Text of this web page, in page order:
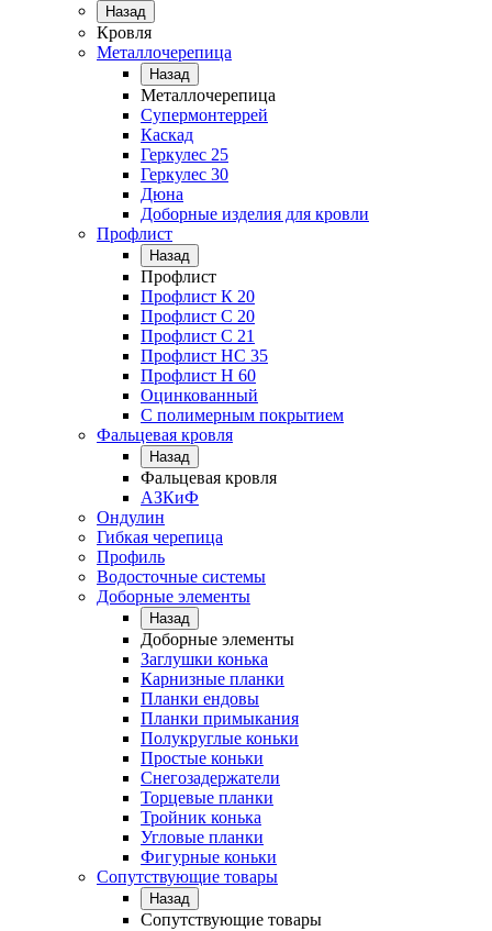
Назад
Кровля
Металлочерепица
Назад
Металлочерепица
Супермонтеррей
Каскад
Геркулес 25
Геркулес 30
Дюна
Доборные изделия для кровли
Профлист
Назад
Профлист
Профлист К 20
Профлист С 20
Профлист C 21
Профлист НС 35
Профлист Н 60
Оцинкованный
С полимерным покрытием
Фальцевая кровля
Назад
Фальцевая кровля
АЗКиФ
Ондулин
Гибкая черепица
Профиль
Водосточные системы
Доборные элементы
Назад
Доборные элементы
Заглушки конька
Карнизные планки
Планки ендовы
Планки примыкания
Полукруглые коньки
Простые коньки
Снегозадержатели
Торцевые планки
Тройник конька
Угловые планки
Фигурные коньки
Сопутствующие товары
Назад
Сопутствующие товары